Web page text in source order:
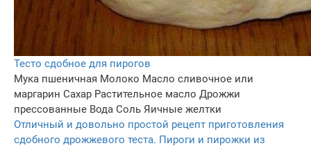
Тесто сдобное для пирогов
Мука пшеничная Молоко Масло сливочное или
маргарин Сахар Растительное масло Дрожжи
прессованные Вода Соль Яичные желтки
Отличный и довольно простой рецепт приготовления
сдобного дрожжевого теста. Пироги и пирожки из